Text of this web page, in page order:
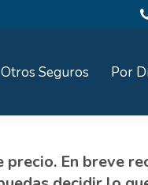
Otros Seguros Por